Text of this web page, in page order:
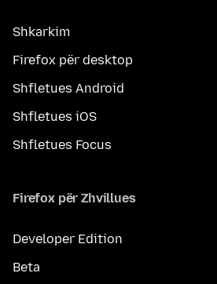
Shkarkim
Firefox për desktop
Shfletues Android
Shfletues iOS
Shfletues Focus
Firefox për Zhvillues
Developer Edition
Beta